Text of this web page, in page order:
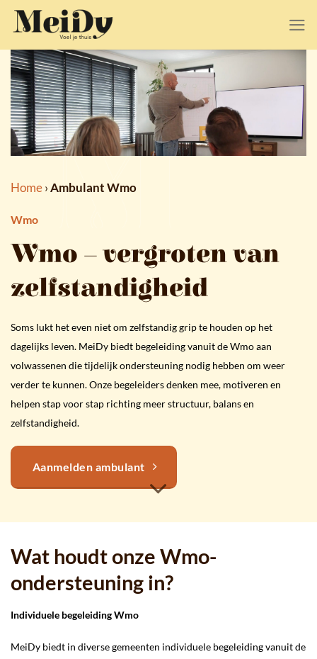
Ga
naar
inhoud
Home›Ambulant Wmo
Wmo
Wmo – vergroten van
zelfstandigheid
Soms lukt het even niet om zelfstandig grip te houden op het
dagelijks leven. MeiDy biedt begeleiding vanuit de Wmo aan
volwassenen die tijdelijk ondersteuning nodig hebben om weer
verder te kunnen. Onze begeleiders denken mee, motiveren en
helpen stap voor stap richting meer structuur, balans en
zelfstandigheid.
Aanmelden ambulant
Wat houdt onze Wmo-
ondersteuning in?
Individuele begeleiding Wmo
MeiDy biedt in diverse gemeenten individuele begeleiding vanuit de